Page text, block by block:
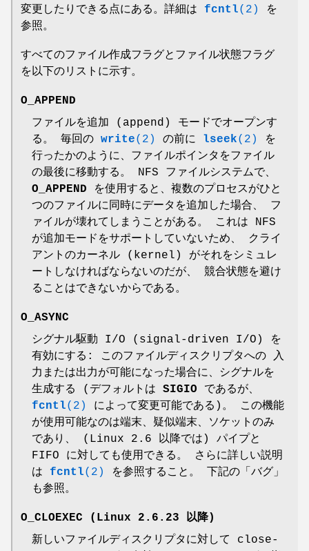
変更したりできる点にある。詳細は fcntl(2)
を
参照。
すべてのファイル作成フラグとファイル状態フラグ
を以下のリストに示す。
O_APPEND
ファイルを追加 (append) モードでオープンす
る。 毎回の write(2) の前に lseek(2)
を
行ったかのように、ファイルポインタをファイル
の最後に移動する。 NFS ファイルシステムで、
O_APPEND を使用すると、複数のプロセスがひと
つのファイルに同時にデータを追加した場合、 フ
ァイルが壊れてしまうことがある。 これは NFS
が追加モードをサポートしていないため、 クライ
アントのカーネル (kernel) がそれをシミュレ
ートしなければならないのだが、 競合状態を避け
ることはできないからである。
O_ASYNC
シグナル駆動 I/O (signal-driven I/O) を
有効にする: このファイルディスクリプタへの 入
力または出力が可能になった場合に、シグナルを
生成する (デフォルトは SIGIO であるが、
fcntl(2)
によって変更可能である)。 この機能
が使用可能なのは端末、疑似端末、ソケットのみ
であり、 (Linux 2.6 以降では) パイプと
FIFO に対しても使用できる。 さらに詳しい説明
は fcntl(2)
を参照すること。 下記の「バグ」
も参照。
O_CLOEXEC (Linux 2.6.23 以降)
新しいファイルディスクリプタに対して close-